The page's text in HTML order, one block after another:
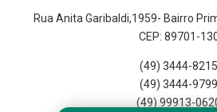
Rua Anita Garibaldi,1959- Bairro
CEP: 89701-
(49) 3444-8215
(49) 3444-9799
(49) 99913-